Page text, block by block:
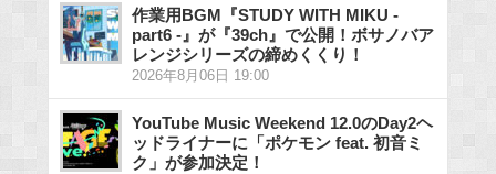
作業用BGM『STUDY WITH MIKU -
part6 -』が『39ch』で公開！ボサノバア
レンジシリーズの締めくくり！
2026年8月06日 19:00
YouTube Music Weekend 12.0のDay2ヘ
ッドライナーに「ポケモン feat. 初音ミ
ク」が参加決定！